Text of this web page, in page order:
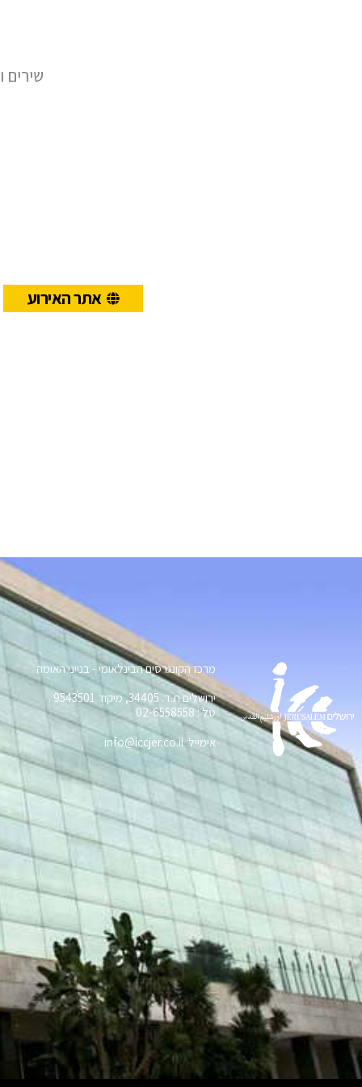
שירים
אתר האירוע
מרכז הקונגרסים הבינלאומי - בנייני האומה
ירושלים ת.ד. 34405, מיקוד 9543501
טל׳: 02-6558558
אימייל: info@iccjer.co.il